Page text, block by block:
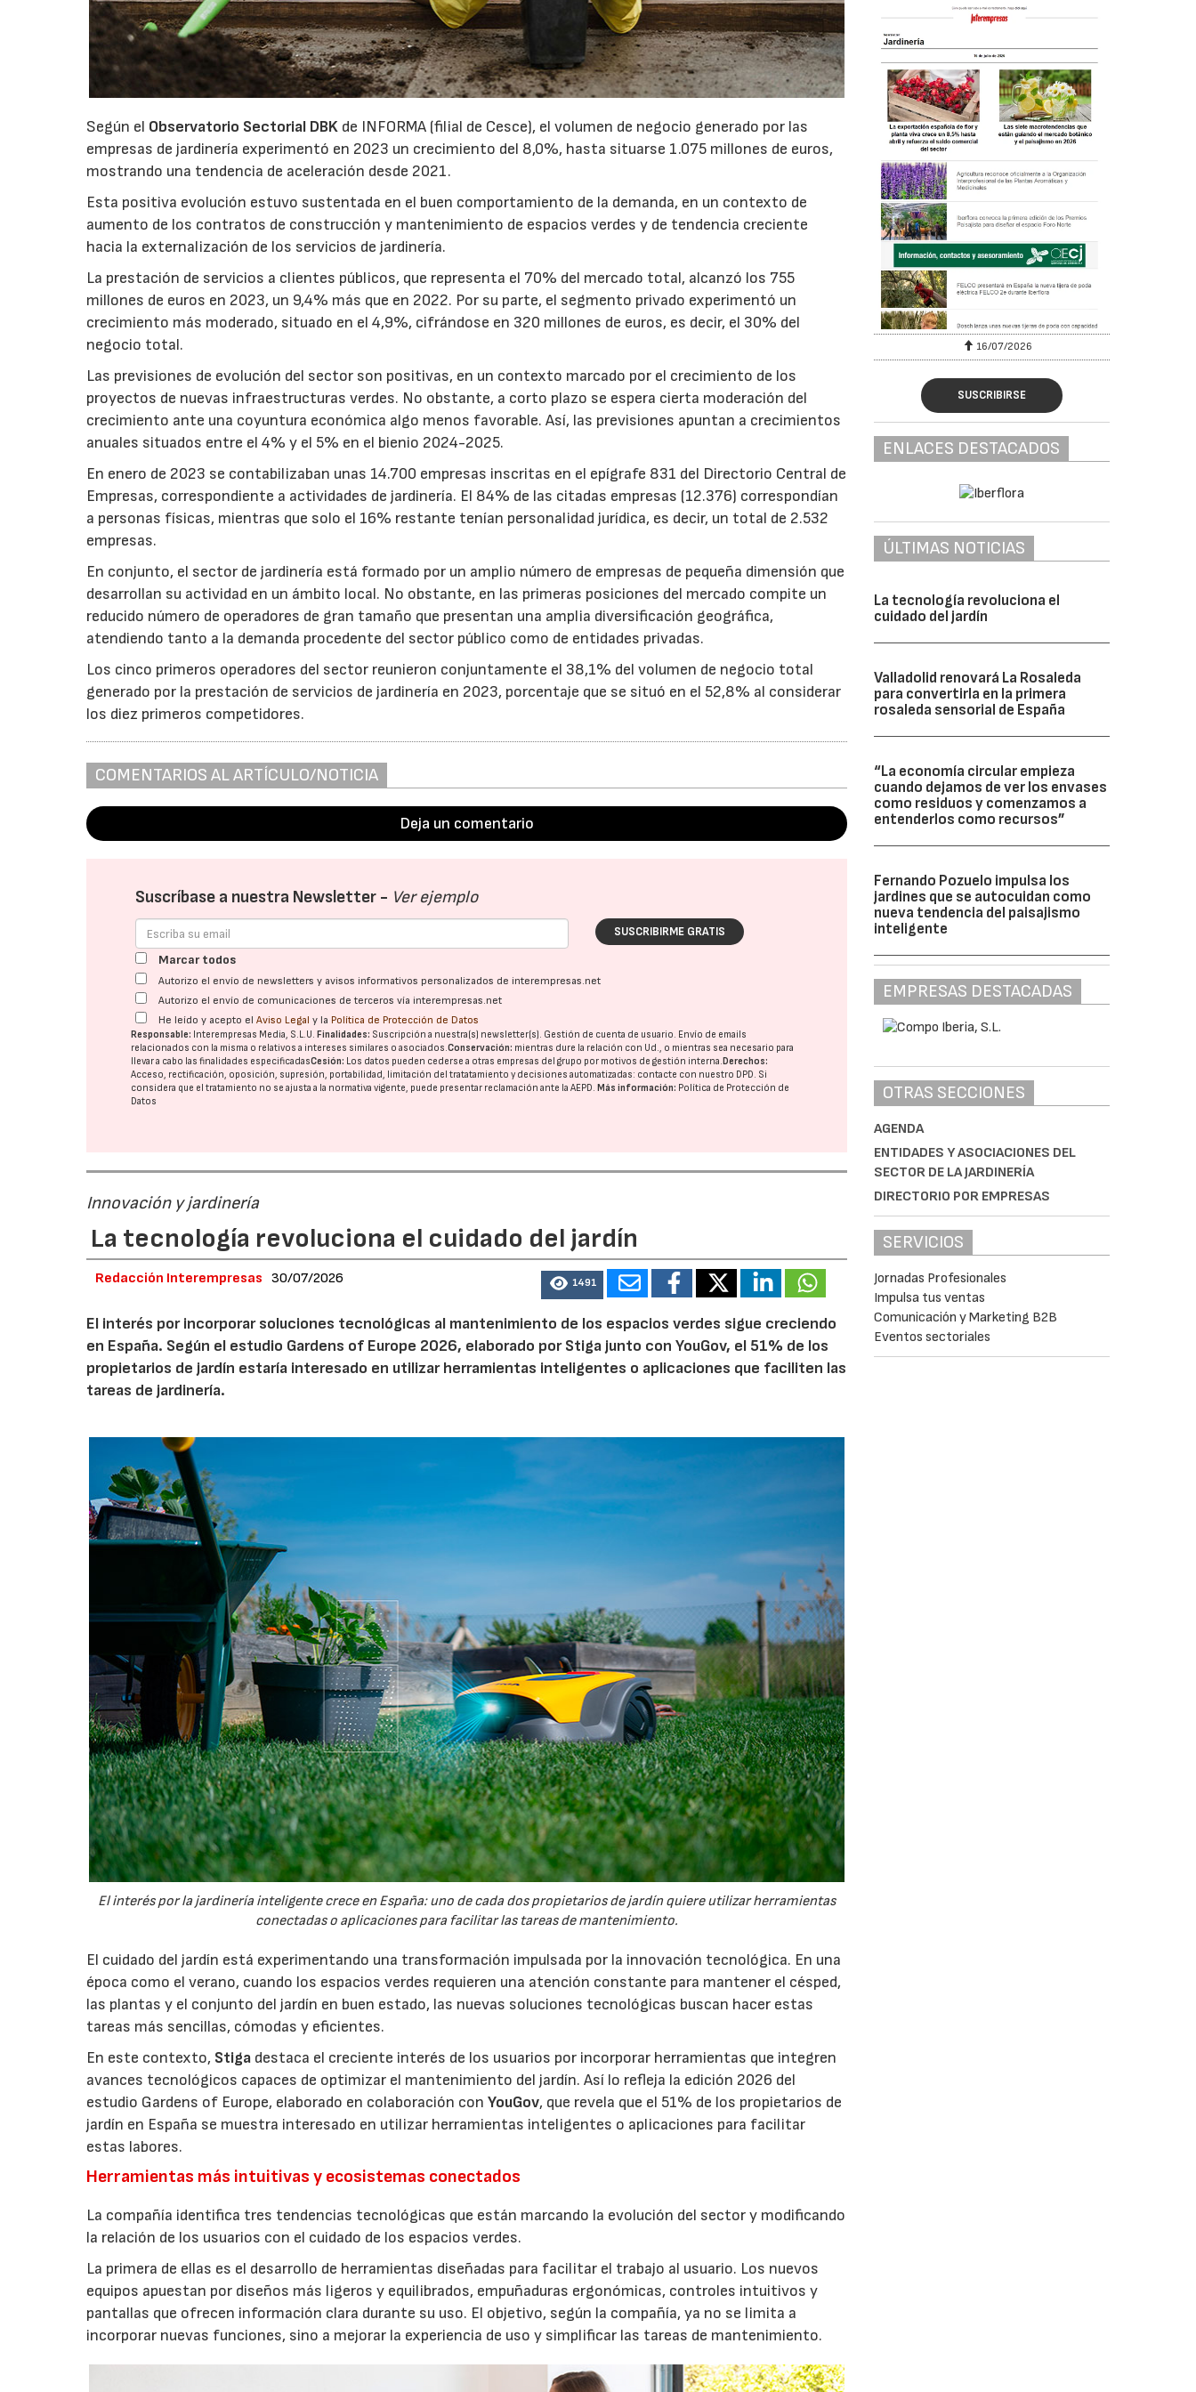
Según el Observatorio Sectorial DBK de INFORMA (filial de Cesce), el volumen de negocio generado por las
empresas de jardinería experimentó en 2023 un crecimiento del 8,0%, hasta situarse 1.075 millones de euros,
mostrando una tendencia de aceleración desde 2021.
Esta positiva evolución estuvo sustentada en el buen comportamiento de la demanda, en un contexto de
aumento de los contratos de construcción y mantenimiento de espacios verdes y de tendencia creciente
hacia la externalización de los servicios de jardinería.
La prestación de servicios a clientes públicos, que representa el 70% del mercado total, alcanzó los 755
millones de euros en 2023, un 9,4% más que en 2022. Por su parte, el segmento privado experimentó un
crecimiento más moderado, situado en el 4,9%, cifrándose en 320 millones de euros, es decir, el 30% del
negocio total.
Las previsiones de evolución del sector son positivas, en un contexto marcado por el crecimiento de los
proyectos de nuevas infraestructuras verdes. No obstante, a corto plazo se espera cierta moderación del
crecimiento ante una coyuntura económica algo menos favorable. Así, las previsiones apuntan a crecimientos
anuales situados entre el 4% y el 5% en el bienio 2024-2025.
En enero de 2023 se contabilizaban unas 14.700 empresas inscritas en el epígrafe 831 del Directorio Central de
Empresas, correspondiente a actividades de jardinería. El 84% de las citadas empresas (12.376) correspondían
a personas físicas, mientras que solo el 16% restante tenían personalidad jurídica, es decir, un total de 2.532
empresas.
En conjunto, el sector de jardinería está formado por un amplio número de empresas de pequeña dimensión que
desarrollan su actividad en un ámbito local. No obstante, en las primeras posiciones del mercado compite un
reducido número de operadores de gran tamaño que presentan una amplia diversificación geográfica,
atendiendo tanto a la demanda procedente del sector público como de entidades privadas.
Los cinco primeros operadores del sector reunieron conjuntamente el 38,1% del volumen de negocio total
generado por la prestación de servicios de jardinería en 2023, porcentaje que se situó en el 52,8% al considerar
los diez primeros competidores.
COMENTARIOS AL ARTÍCULO/NOTICIA
Deja un comentario
Suscríbase a nuestra Newsletter - Ver ejemplo
SUSCRIBIRME GRATIS
Marcar todos
Autorizo el envío de newsletters y avisos informativos personalizados de interempresas.net
Autorizo el envío de comunicaciones de terceros vía interempresas.net
He leído y acepto elAviso Legal y la Política de Protección de Datos
Responsable: Interempresas Media, S.L.U. Finalidades: Suscripción a nuestra(s) newsletter(s). Gestión de cuenta de usuario. Envío de emails
relacionados con la misma o relativos a intereses similares o asociados.Conservación: mientras dure la relación con Ud., o mientras sea necesario para
llevar a cabo las finalidades especificadasCesión: Los datos pueden cederse a otras empresas del grupo por motivos de gestión interna. Derechos:
Acceso, rectificación, oposición, supresión, portabilidad, limitación del tratatamiento y decisiones automatizadas: contacte con nuestro DPD. Si
considera que el tratamiento no se ajusta a la normativa vigente, puede presentar reclamación ante laAEPD. Más información: Política de Protección de
Datos
Innovación y jardinería
La tecnología revoluciona el cuidado del jardín
Redacción Interempresas 30/07/2026 1491
El interés por incorporar soluciones tecnológicas al mantenimiento de los espacios verdes sigue creciendo
en España. Según el estudio Gardens of Europe 2026, elaborado por Stiga junto con YouGov, el 51% de los
propietarios de jardín estaría interesado en utilizar herramientas inteligentes o aplicaciones que faciliten las
tareas de jardinería.
El interés por la jardinería inteligente crece en España: uno de cada dos propietarios de jardín quiere utilizar herramientas
conectadas o aplicaciones para facilitar las tareas de mantenimiento.
El cuidado del jardín está experimentando una transformación impulsada por la innovación tecnológica. En una
época como el verano, cuando los espacios verdes requieren una atención constante para mantener el césped,
las plantas y el conjunto del jardín en buen estado, las nuevas soluciones tecnológicas buscan hacer estas
tareas más sencillas, cómodas y eficientes.
En este contexto, Stiga destaca el creciente interés de los usuarios por incorporar herramientas que integren
avances tecnológicos capaces de optimizar el mantenimiento del jardín. Así lo refleja la edición 2026 del
estudio Gardens of Europe, elaborado en colaboración conYouGov, que revela que el 51% de los propietarios de
jardín en España se muestra interesado en utilizar herramientas inteligentes o aplicaciones para facilitar
estas labores.
Herramientas más intuitivas y ecosistemas conectados
La compañía identifica tres tendencias tecnológicas que están marcando la evolución del sector y modificando
la relación de los usuarios con el cuidado de los espacios verdes.
La primera de ellas es el desarrollo de herramientas diseñadas para facilitar el trabajo al usuario. Los nuevos
equipos apuestan por diseños más ligeros y equilibrados, empuñaduras ergonómicas, controles intuitivos y
pantallas que ofrecen información clara durante su uso. El objetivo, según la compañía, ya no se limita a
incorporar nuevas funciones, sino a mejorar la experiencia de uso y simplificar las tareas de mantenimiento.
16/07/2026
SUSCRIBIRSE
ENLACES DESTACADOS
ÚLTIMAS NOTICIAS
La tecnología revoluciona el
cuidado del jardín
Valladolid renovará La Rosaleda
para convertirla en la primera
rosaleda sensorial de España
“La economía circular empieza
cuando dejamos de ver los envases
como residuos y comenzamos a
entenderlos como recursos”
Fernando Pozuelo impulsa los
jardines que se autocuidan como
nueva tendencia del paisajismo
inteligente
EMPRESAS DESTACADAS
OTRAS SECCIONES
AGENDA
ENTIDADES Y ASOCIACIONES DEL
SECTOR DE LA JARDINERÍA
DIRECTORIO POR EMPRESAS
SERVICIOS
Jornadas Profesionales
Impulsa tus ventas
Comunicación y Marketing B2B
Eventos sectoriales